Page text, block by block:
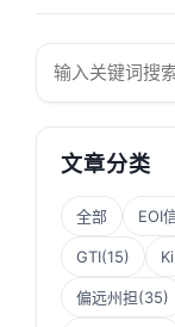
搜
文章分类
全部 EOI
GTI(15)
偏远州担(35)